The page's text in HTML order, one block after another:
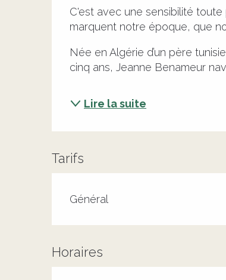
C'est avec une sensibilité
marquent notre époque, que
Née en Algérie d’un père
cinq ans, Jeanne Benameur
Lire la suite
Tarifs
Tarifs 2026
Général
Horaires